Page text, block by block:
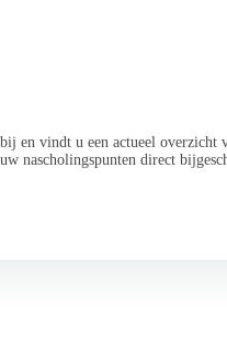
en vindt u een actueel overzicht
nascholingspunten direct